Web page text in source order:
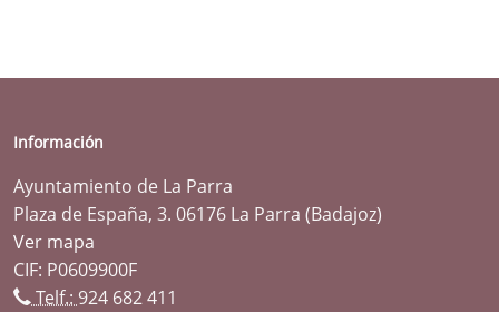
Información
Ayuntamiento de La Parra
Plaza de España, 3. 06176 La Parra (Badajoz)
Ver mapa
CIF: P0609900F
Telf.: 924 682 411